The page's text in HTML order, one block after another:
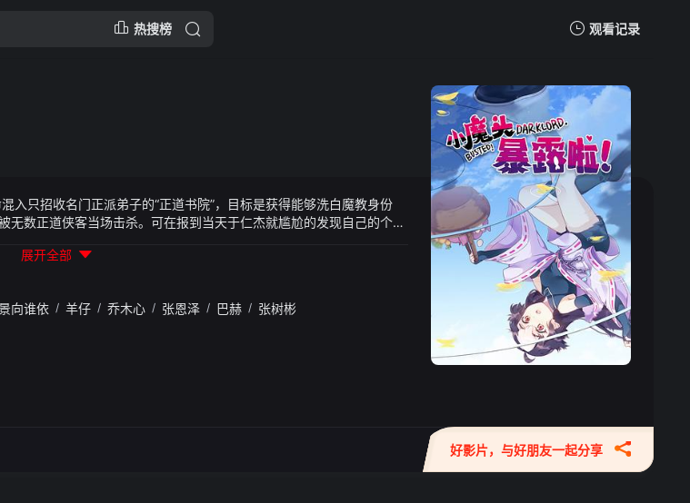
热搜榜 观看记录
只招收名门正派弟子的“正道书院”，目标是获得能够洗白魔教身份
无数正道侠客当场击杀。可在报到当天于仁杰就尴尬的发现自己的个人
展开全部
向谁依 / 羊仔 / 乔木心 / 张恩泽 / 巴赫 / 张树彬
好影片，与好朋友一起分享